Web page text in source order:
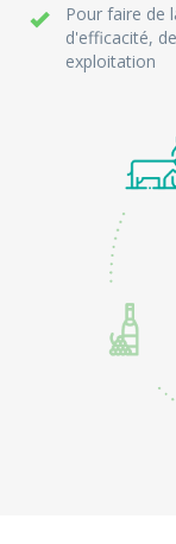
Pour faire de
d'efficacité,
exploitation